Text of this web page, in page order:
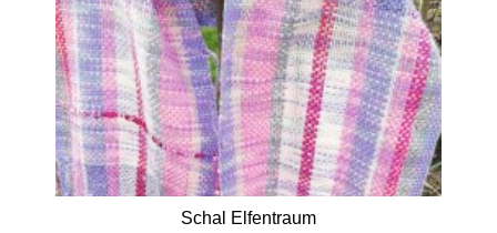
Schal Elfentraum